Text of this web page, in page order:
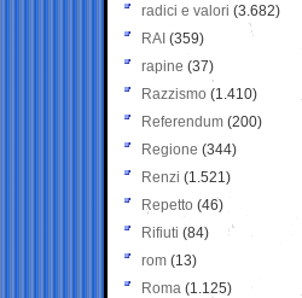
radici e valori (3.682)
RAI (359)
rapine (37)
Razzismo (1.410)
Referendum (200)
Regione (344)
Renzi (1.521)
Repetto (46)
Rifiuti (84)
rom (13)
Roma (1.125)